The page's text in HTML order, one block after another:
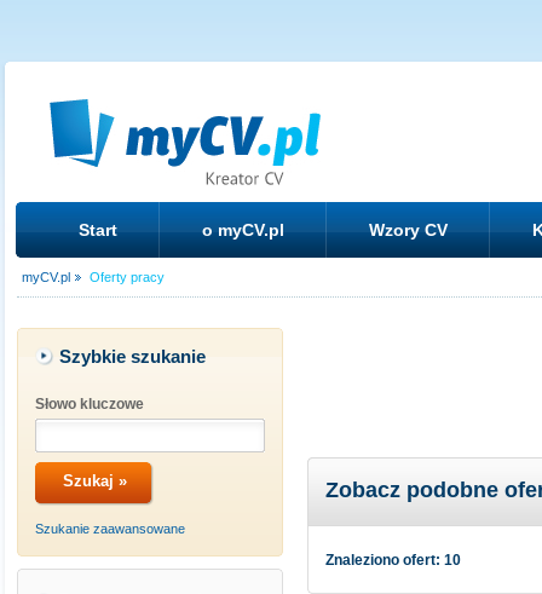
Start o myCV.pl Wzory CV
myCV.pl Oferty pracy
Szybkie szukanie
Słowo kluczowe
Szukanie zaawansowane
Zobacz podobne
Znaleziono ofert: 10